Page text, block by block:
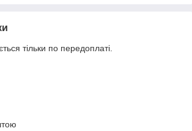
тільки по передоплаті.